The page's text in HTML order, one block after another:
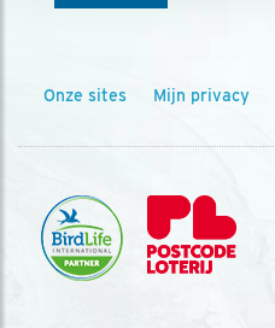
Onze sites Mijn privacy